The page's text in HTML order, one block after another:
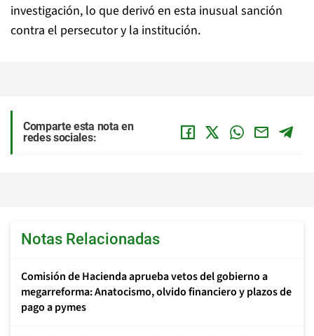
investigación, lo que derivó en esta inusual sanción
contra el persecutor y la institución.
Comparte esta nota en
redes sociales:
Notas Relacionadas
Comisión de Hacienda aprueba vetos del gobierno a
megarreforma: Anatocismo, olvido financiero y plazos de
pago a pymes